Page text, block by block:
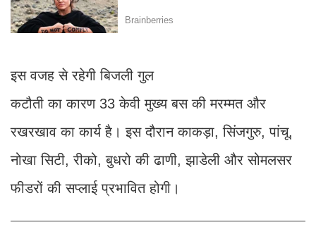
इस वजह से रहेगी बिजली गुल
कटौती का कारण 33 केवी मुख्य बस की मरम्मत और
रखरखाव का कार्य है। इस दौरान काकड़ा, सिंजगुरु, पांचू,
नोखा सिटी, रीको, बुधरो की ढाणी, झाडेली और सोमलसर
फीडरों की सप्लाई प्रभावित होगी।